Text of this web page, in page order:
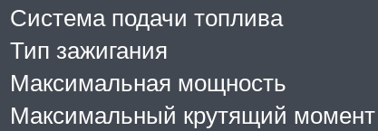
Система подачи топлива
Тип зажигания
Максимальная мощность
Максимальный крутящий момент